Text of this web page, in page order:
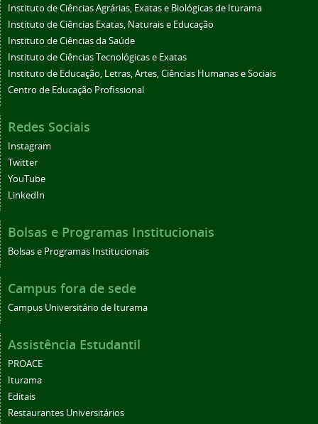
Instituto de Ciências Agrárias, Exatas e Biológicas de Iturama
Instituto de Ciências Exatas, Naturais e Educação
Instituto de Ciências da Saúde
Instituto de Ciências Tecnológicas e Exatas
Instituto de Educação, Letras, Artes, Ciências Humanas e Sociais
Centro de Educação Profissional
Redes Sociais
Instagram
Twitter
YouTube
LinkedIn
Bolsas e Programas Institucionais
Bolsas e Programas Institucionais
Campus fora de sede
Campus Universitário de Iturama
Assistência Estudantil
PROACE
Iturama
Editais
Restaurantes Universitários